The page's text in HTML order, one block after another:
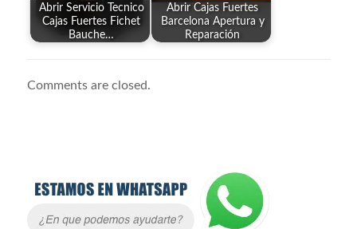
Abrir Servicio Tecnico
Cajas Fuertes Fichet
Bauche…
Abrir Cajas Fuertes
Barcelona Apertura y
Reparación
Comments are closed.